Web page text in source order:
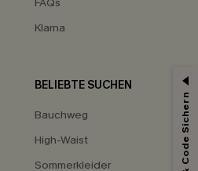
Klarna
BELIEBTE SUCHEN
Bauchweg
High-Waist
Sommerkleider